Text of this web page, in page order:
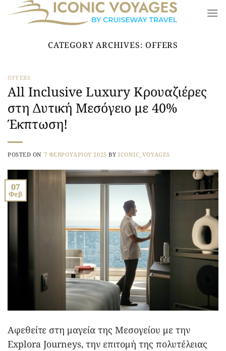
Μετάβαση
στο
CATEGORY ARCHIVES: OFFERS
OFFERS
All Inclusive Luxury Κρουαζιέρες
στη Δυτική Μεσόγειο με 40%
Έκπτωση!
POSTED ON 7 ΦΕΒΡΟΥΑΡΊΟΥ 2025 BY ICONIC_VOYAGES
07
Φεβ
Αφεθείτε στη μαγεία της Μεσογείου με την
Explora Journeys, την επιτομή της πολυτέλειας